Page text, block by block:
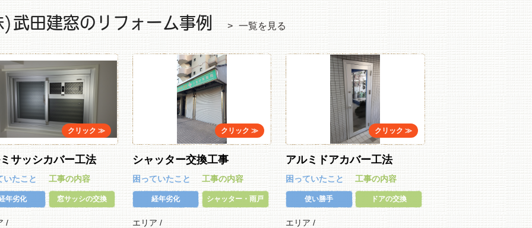
武田建窓のリフォーム事例 一覧を見る
サッシカバー工法
いたこと
年劣化
工事の内容
窓サッシの交換
/
シャッター交換工事
困っていたこと
経年劣化
工事の内容
シャッター・雨戸
エリア /
アルミドアカバー工法
困っていたこと
使い勝手
工事の内容
ドアの交換
エリア /